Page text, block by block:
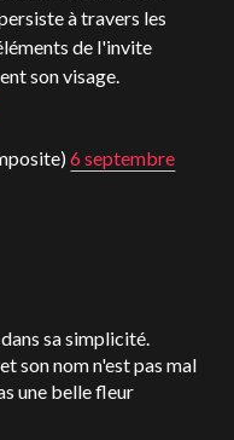
à travers les
de l'invite
son visage.
6 septembre
sa simplicité.
son nom n'est pas mal
une belle fleur